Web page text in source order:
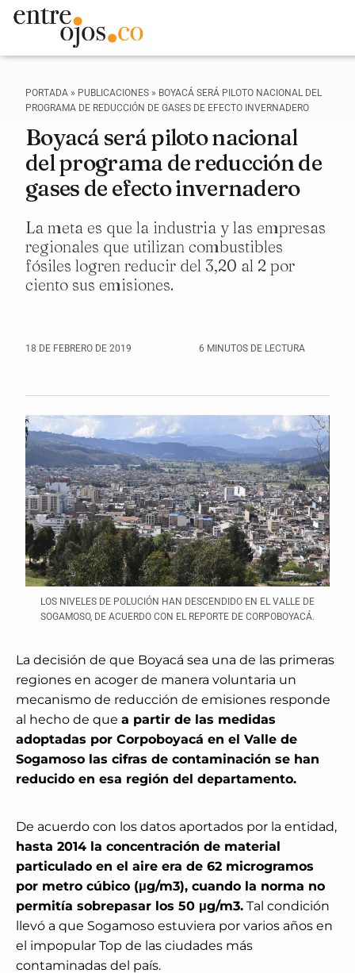
PORTADA » PUBLICACIONES » BOYACÁ SERÁ PILOTO NACIONAL DEL
PROGRAMA DE REDUCCIÓN DE GASES DE EFECTO INVERNADERO
Boyacá será piloto nacional
del programa de reducción de
gases de efecto invernadero
La meta es que la industria y las empresas
regionales que utilizan combustibles
fósiles logren reducir del 3,20 al 2 por
ciento sus emisiones.
18 DE FEBRERO DE 2019 6 MINUTOS DE LECTURA
LOS NIVELES DE POLUCIÓN HAN DESCENDIDO EN EL VALLE DE
SOGAMOSO, DE ACUERDO CON EL REPORTE DE CORPOBOYACÁ.
La decisión de que Boyacá sea una de las primeras
regiones en acoger de manera voluntaria un
mecanismo de reducción de emisiones responde
al hecho de que a partir de las medidas
adoptadas por Corpoboyacá en el Valle de
Sogamoso las cifras de contaminación se han
reducido en esa región del departamento.
De acuerdo con los datos aportados por la entidad,
hasta 2014 la concentración de material
particulado en el aire era de 62 microgramos
por metro cúbico (μg/m3), cuando la norma no
permitía sobrepasar los 50 μg/m3. Tal condición
llevó a que Sogamoso estuviera por varios años en
el impopular Top de las ciudades más
contaminadas del país.